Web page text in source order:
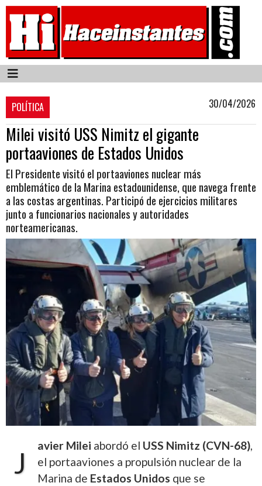
POLÍTICA 30/04/2026
Milei visitó USS Nimitz el gigante
portaaviones de Estados Unidos
El Presidente visitó el portaaviones nuclear más
emblemático de la Marina estadounidense, que navega frente
a las costas argentinas. Participó de ejercicios militares
junto a funcionarios nacionales y autoridades
norteamericanas.
J
avier Milei abordó el USS Nimitz (CVN-68),
el portaaviones a propulsión nuclear de la
Marina de Estados Unidos que se